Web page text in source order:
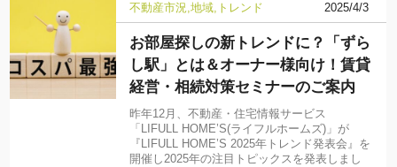
不動産市況 地域 トレンド 2025/4/3
お部屋探しの新トレンドに？「ずら
し駅」とは＆オーナー様向け！賃貸
経営・相続対策セミナーのご案内
昨年12月、不動産・住宅情報サービス
「LIFULL HOME’S(ライフルホームズ)」が
『LIFULL HOME’S 2025年トレンド発表会』を
開催し2025年の注目トピックスを発表しまし